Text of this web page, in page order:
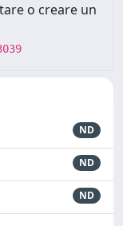
o creare un
ND
ND
ND